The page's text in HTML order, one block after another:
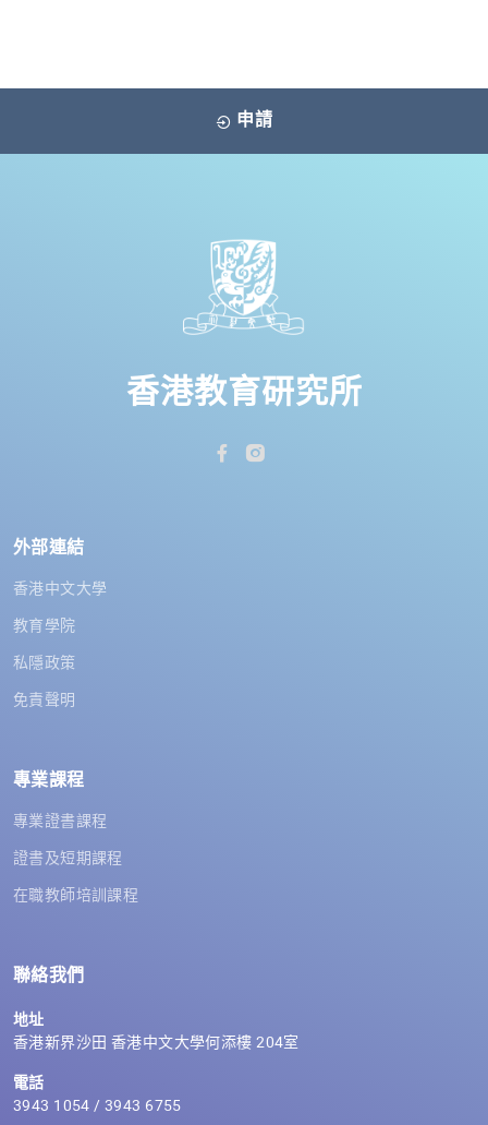
申請
香港教育研究所
外部連結
香港中文大學
教育學院
私隱政策
免責聲明
專業課程
專業證書課程
證書及短期課程
在職教師培訓課程
聯絡我們
地址
香港新界沙田 香港中文大學何添樓 204室
電話
3943 1054 / 3943 6755